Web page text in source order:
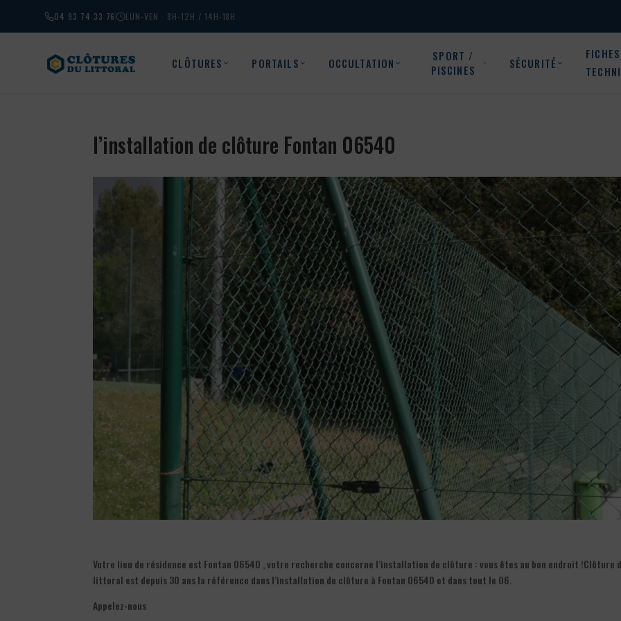
04 93 74 33 76 LUN-VEN · 8H-12H / 14H-18H
CLÔTURES PORTAILS OCCULTATION
SPORT /
PISCINES
SÉCURITÉ
FICHES
l’installation de clôture Fontan 06540
Votre lieu de résidence est Fontan 06540 , votre recherche concerne l’installation de clôture : vous êtes au bon endroit !Clôture
littoral est depuis 30 ans la référence dans l’installation de clôture à Fontan 06540 et dans tout le 06.
Appelez-nous